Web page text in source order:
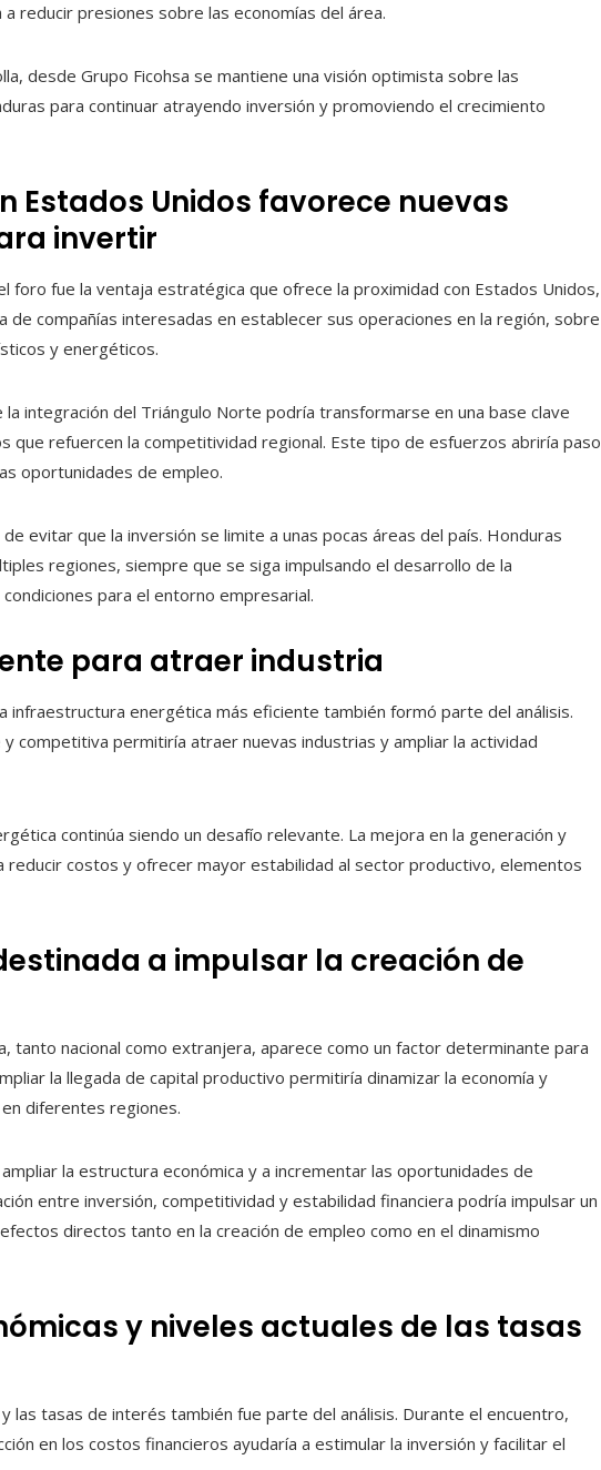
reducir presiones sobre las economías del área.
desde Grupo Ficohsa se mantiene una visión optimista sobre las
para continuar atrayendo inversión y promoviendo el crecimiento
Estados Unidos favorece nuevas
invertir
foro fue la ventaja estratégica que ofrece la proximidad con Estados Unidos,
de compañías interesadas en establecer sus operaciones en la región, sobre
y energéticos.
integración del Triángulo Norte podría transformarse en una base clave
que refuercen la competitividad regional. Este tipo de esfuerzos abriría paso
oportunidades de empleo.
evitar que la inversión se limite a unas pocas áreas del país. Honduras
regiones, siempre que se siga impulsando el desarrollo de la
para el entorno empresarial.
para atraer industria
infraestructura energética más eficiente también formó parte del análisis.
competitiva permitiría atraer nuevas industrias y ampliar la actividad
continúa siendo un desafío relevante. La mejora en la generación y
reducir costos y ofrecer mayor estabilidad al sector productivo, elementos
a impulsar la creación de
tanto nacional como extranjera, aparece como un factor determinante para
la llegada de capital productivo permitiría dinamizar la economía y
diferentes regiones.
la estructura económica y a incrementar las oportunidades de
entre inversión, competitividad y estabilidad financiera podría impulsar un
directos tanto en la creación de empleo como en el dinamismo
y niveles actuales de las tasas
las tasas de interés también fue parte del análisis. Durante el encuentro,
en los costos financieros ayudaría a estimular la inversión y facilitar el